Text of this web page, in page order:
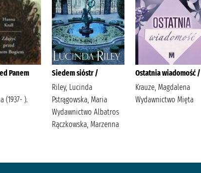
Panem
(1937- ).
Siedem sióstr /
Riley, Lucinda
Pstrągowska, Maria
Wydawnictwo Albatros
Rączkowska, Marzenna
Ostatnia wiadomość /
Krauze, Magdalena
Wydawnictwo Mięta